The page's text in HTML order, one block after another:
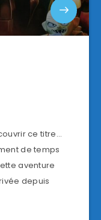
ce titre…
de temps
aventure
depuis